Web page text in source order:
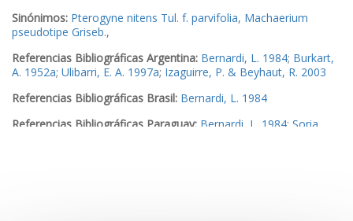
Sinónimos: Pterogyne nitens Tul. f. parvifolia, Machaerium
pseudotipe Griseb.,
Referencias Bibliográficas Argentina: Bernardi, L. 1984; Burkart,
A. 1952a; Ulibarri, E. A. 1997a; Izaguirre, P. & Beyhaut, R. 2003
Referencias Bibliográficas Brasil: Bernardi, L. 1984
Referencias Bibliográficas Paraguay: Bernardi, L. 1984; Soria